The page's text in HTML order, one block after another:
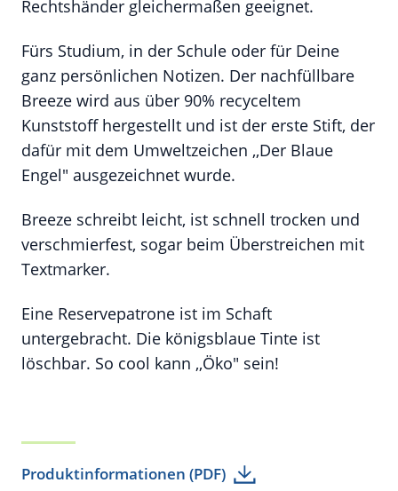
Rechtshänder gleichermaßen geeignet.
Fürs Studium, in der Schule oder für Deine
ganz persönlichen Notizen. Der nachfüllbare
Breeze wird aus über 90% recyceltem
Kunststoff hergestellt und ist der erste Stift, der
dafür mit dem Umweltzeichen ,,Der Blaue
Engel" ausgezeichnet wurde.
Breeze schreibt leicht, ist schnell trocken und
verschmierfest, sogar beim Überstreichen mit
Textmarker.
Eine Reservepatrone ist im Schaft
untergebracht. Die königsblaue Tinte ist
löschbar. So cool kann ,,Öko" sein!
Produktinformationen (PDF)